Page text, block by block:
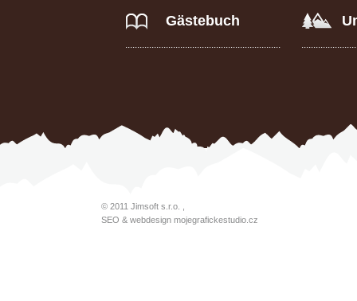
Gästebuch
© 2011Jimsoft s.r.o.
SEO & webdesignmojegrafickestudio.cz